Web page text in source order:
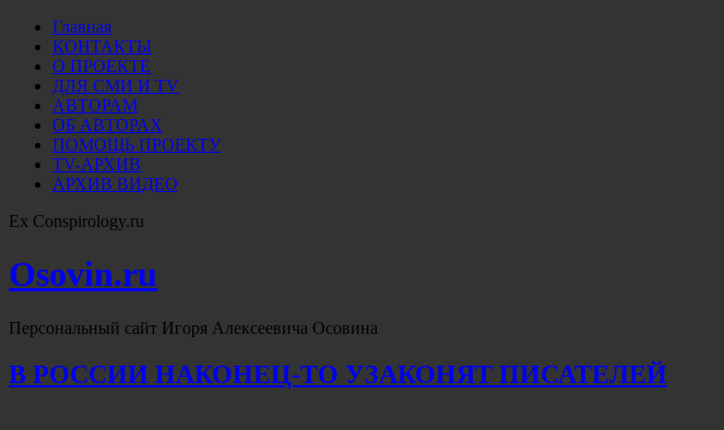
Главная
КОНТАКТЫ
О ПРОЕКТЕ
ДЛЯ СМИ И TV
АВТОРАМ
ОБ АВТОРАХ
ПОМОЩЬ ПРОЕКТУ
TV-АРХИВ
АРХИВ ВИДЕО
Ex Conspirology.ru
Osovin.ru
Персональный сайт Игоря Алексеевича Осовина
В РОССИИ НАКОНЕЦ-ТО УЗАКОНЯТ ПИСАТЕЛЕЙ